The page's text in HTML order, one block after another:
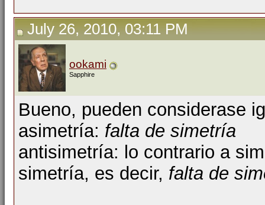
July 26, 2010, 03:11 PM
ookami
Sapphire
Bueno, pueden considerase
asimetría: falta de simetría
antisimetría: lo contrario a
simetría, es decir, falta de